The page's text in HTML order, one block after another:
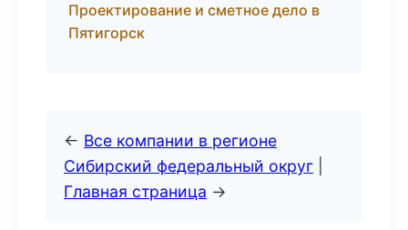
Проектирование и сметное дело в
Пятигорск
← Все компании в регионе
Сибирский федеральный округ
Главная страница →